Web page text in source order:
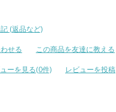
(返品など)
せる
この商品を友達に教える
ーを見る(0件) レビューを投稿